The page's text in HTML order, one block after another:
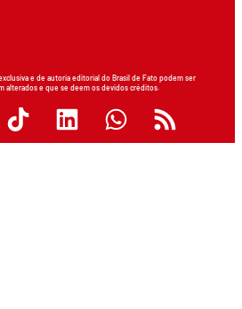
e de autoria editorial do Brasil de Fato podem ser
alterados e que se deem os devidos créditos.